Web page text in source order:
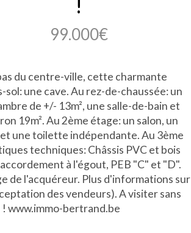
99.000€
du centre-ville, cette charmante
une cave. Au rez-de-chaussée: un
de +/- 13m², une salle-de-bain et
19m². Au 2ème étage: un salon, un
une toilette indépendante. Au 3ème
techniques: Châssis PVC et bois
à l'égout, PEB "C" et "D".
de l'acquéreur. Plus d'informations sur
des vendeurs). A visiter sans
www.immo-bertrand.be